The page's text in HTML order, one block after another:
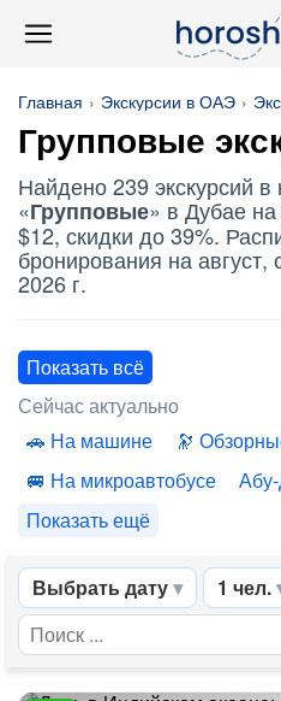
Главная Экскурсии в ОАЭ
Групповые
Найдено 239 экскурсий в
«Групповые» в Дубае
$12, скидки до 39%.
бронирования на август,
2026 г.
Показать всё
Сейчас актуально
На машине
На микроавтобусе
Показать ещё
Выбрать дату 1 чел.